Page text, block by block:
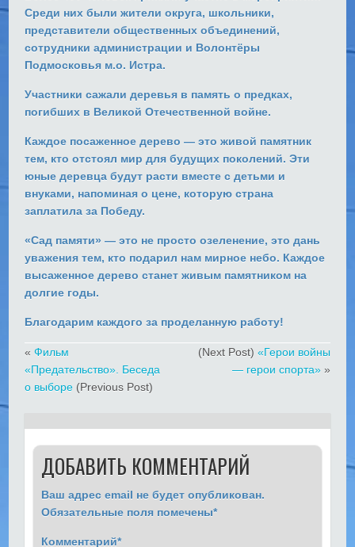
Среди них были жители округа, школьники,
представители общественных объединений,
сотрудники администрации и Волонтёры
Подмосковья м.о. Истра.
Участники сажали деревья в память о предках,
погибших в Великой Отечественной войне.
Каждое посаженное дерево — это живой памятник
тем, кто отстоял мир для будущих поколений. Эти
юные деревца будут расти вместе с детьми и
внуками, напоминая о цене, которую страна
заплатила за Победу.
«Сад памяти» — это не просто озеленение, это дань
уважения тем, кто подарил нам мирное небо. Каждое
высаженное дерево станет живым памятником на
долгие годы.
Благодарим каждого за проделанную работу!
«Фильм
«Предательство». Беседа
о выборе (Previous Post)
(Next Post) «Герои войны
— герои спорта»»
ДОБАВИТЬ КОММЕНТАРИЙ
Ваш адрес email не будет опубликован.
Обязательные поля помечены*
Комментарий*